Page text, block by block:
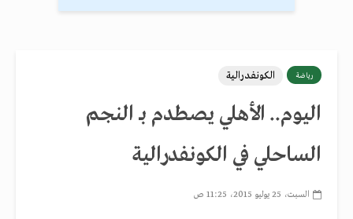
رياضة الكونفدرالية
اليوم.. الأهلي يصطدم بـ النجم
الساحلي في الكونفدرالية
السبت، 25 يوليو 2015، 11:25 ص